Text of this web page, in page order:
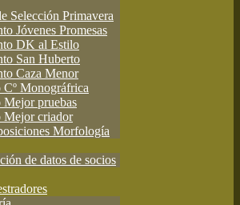
Selección Primavera
Jóvenes Promesas
DK al Estilo
San Huberto
Caza Menor
Monográfrica
Mejor pruebas
Mejor criador
Morfología
de datos de socios